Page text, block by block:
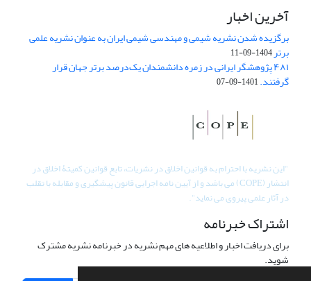
آخرین اخبار
برگزیده شدن نشریه شیمی و مهندسی شیمی ایران به عنوان نشریه علمی
برتر1404-09-11
۴۸۱ پژوهشگر ایرانی در زمره دانشمندان یک‌درصد برتر جهان قرار
گرفتند.1401-09-07
"این نشریه با احترام به قوانین اخلاق در نشریات، تابع قوانین کمیتۀ اخلاق در
انتشار (COPE) می باشد و از آیین نامه اجرایی قانون پیشگیری و مقابله با تقلب
در آثار علمی پیروی می نماید".
اشتراک خبرنامه
برای دریافت اخبار و اطلاعیه های مهم نشریه در خبرنامه نشریه مشترک
شوید.